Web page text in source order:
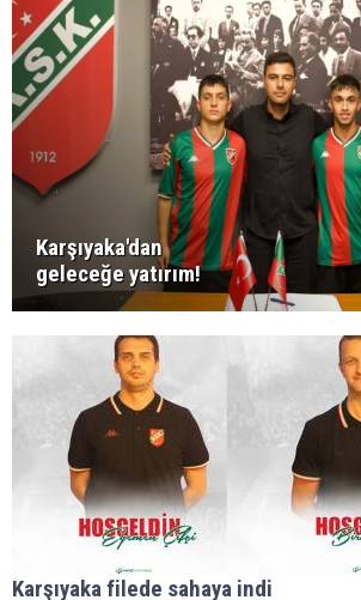
Karşıyaka'dan
geleceğe yatırım!
Karşıyaka filede sahaya indi